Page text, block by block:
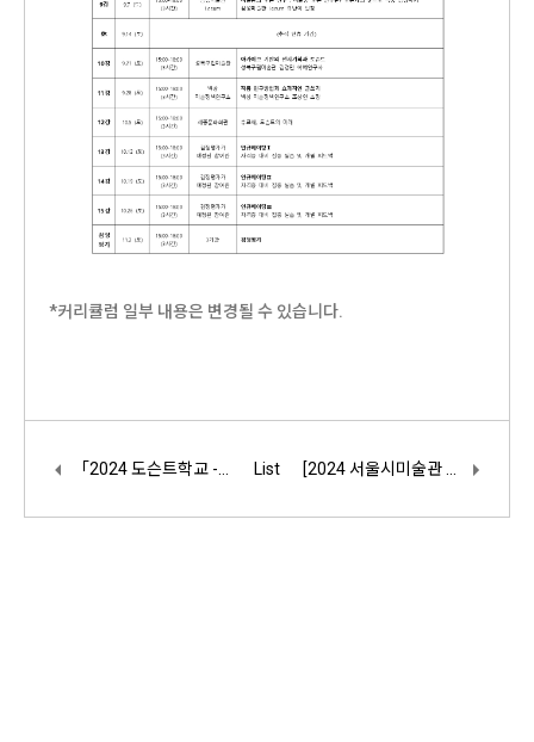
*커리큘럼 일부 내용은 변경될 수 있습니다.
List
「2024 도슨트학교 - 서울시 미술관 도슨트 자격증 과정」사업 참여관 모집 [2024 서울시미술관 도슨트학교] 모집종료 관련 협의회장 공지